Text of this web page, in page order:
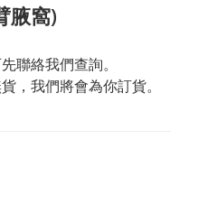
腋窩)
聯絡我們查詢。
，我們將會為你訂貨。